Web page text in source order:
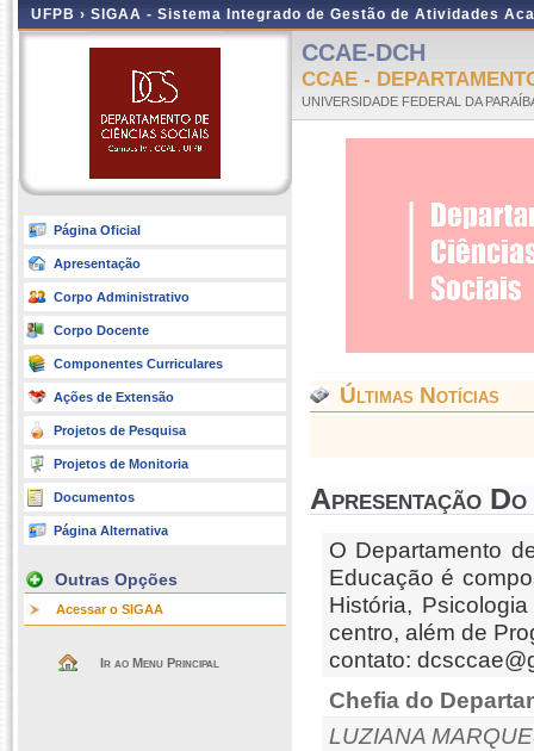
UFPB › SIGAA - Sistema Integrado de Gestão de Atividades
Página Oficial
Apresentação
Corpo Administrativo
Corpo Docente
Componentes Curriculares
Ações de Extensão
Projetos de Pesquisa
Projetos de Monitoria
Documentos
Página Alternativa
Outras Opções
Acessar o SIGAA
Ir ao Menu Principal
CCAE-DCH
CCAE -
UNIVERSIDADE FEDERAL DA
Últimas Notícias
Apresentação
O Departamento
Educação é
História,
centro, além de
contato:
Chefia do
LUZIANA